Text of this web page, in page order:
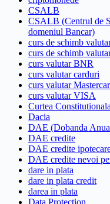
CSALB
CSALB (Centrul de
domeniul Bancar)
curs de schimb
curs de schimb
curs valutar BNR
curs valutar carduri
curs valutar
curs valutar VISA
Curtea Constitutionala
Dacia
DAE (Dobanda
DAE credite
DAE credite
DAE credite nevoi
dare in plata
dare in plata credit
darea in plata
Data Protection